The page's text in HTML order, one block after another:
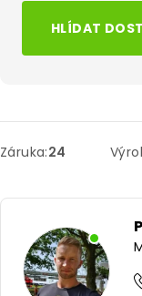
HLÍDAT
Záruka:24